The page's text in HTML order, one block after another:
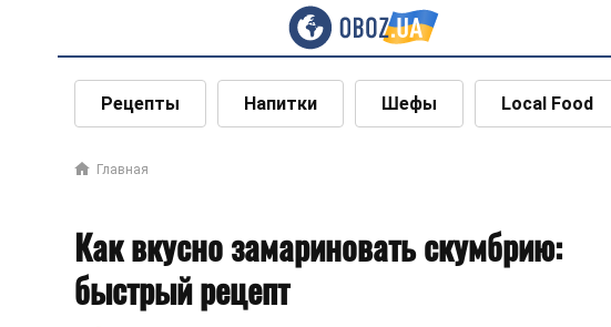
Рецепты Напитки Шефы Local Food
Главная
Как вкусно замариновать скумбрию:
быстрый рецепт